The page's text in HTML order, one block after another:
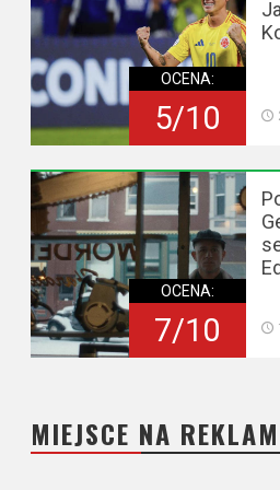
OCENA:
5/10
OCENA:
7/10
MIEJSCE NA